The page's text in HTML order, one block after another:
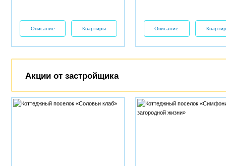
Описание Квартиры Описание
Акции от застройщика